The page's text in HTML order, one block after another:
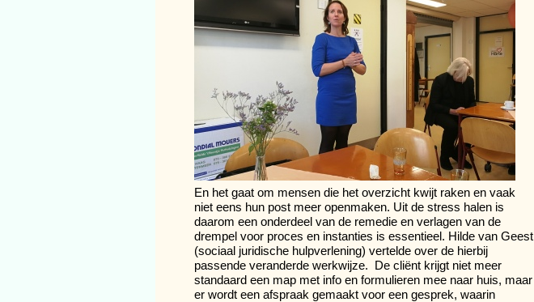
En het gaat om mensen die het overzicht kwijt raken en vaak
niet eens hun post meer openmaken. Uit de stress halen is
daarom een onderdeel van de remedie en verlagen van de
drempel voor proces en instanties is essentieel. Hilde van Geest
(sociaal juridische hulpverlening) vertelde over de hierbij
passende veranderde werkwijze. De cliënt krijgt niet meer
standaard een map met info en formulieren mee naar huis, maar
er wordt een afspraak gemaakt voor een gesprek, waarin